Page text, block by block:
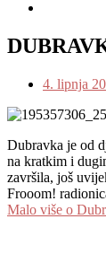
4. lipnja
Dubravka je od
na kratkim i
završila, još
Frooom!
Malo više o